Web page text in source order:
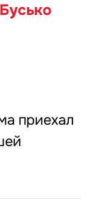
приехал